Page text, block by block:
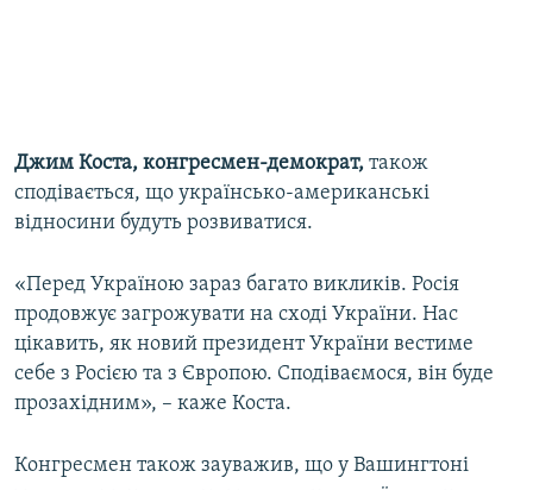
Джим Коста, конгресмен-демократ, також
сподівається, що українсько-американські
відносини будуть розвиватися.
«Перед Україною зараз багато викликів. Росія
продовжує загрожувати на сході України. Нас
цікавить, як новий президент України вестиме
себе з Росією та з Європою. Сподіваємося, він буде
прозахідним», – каже Коста.
Конгресмен також зауважив, що у Вашингтоні